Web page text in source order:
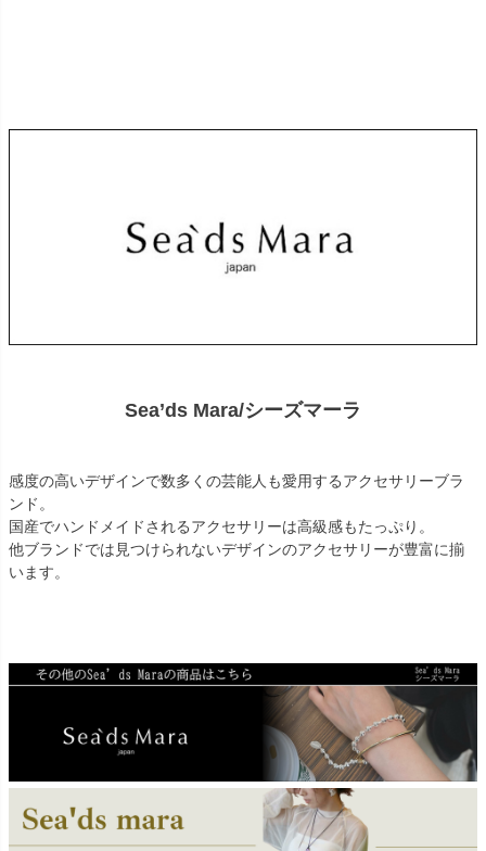
Sea’ds Mara/シーズマーラ
感度の高いデザインで数多くの芸能人も愛用するアクセサリーブラ
ンド。
国産でハンドメイドされるアクセサリーは高級感もたっぷり。
他ブランドでは見つけられないデザインのアクセサリーが豊富に揃
います。